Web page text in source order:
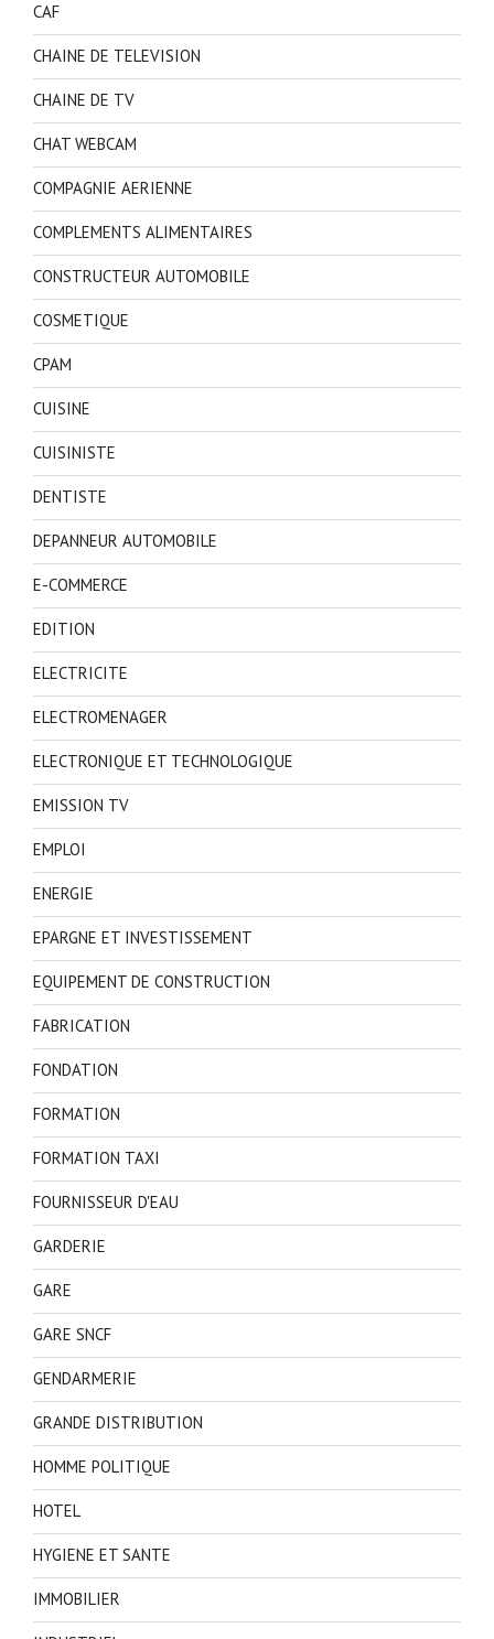
CAF
CHAINE DE TELEVISION
CHAINE DE TV
CHAT WEBCAM
COMPAGNIE AERIENNE
COMPLEMENTS ALIMENTAIRES
CONSTRUCTEUR AUTOMOBILE
COSMETIQUE
CPAM
CUISINE
CUISINISTE
DENTISTE
DEPANNEUR AUTOMOBILE
E-COMMERCE
EDITION
ELECTRICITE
ELECTROMENAGER
ELECTRONIQUE ET TECHNOLOGIQUE
EMISSION TV
EMPLOI
ENERGIE
EPARGNE ET INVESTISSEMENT
EQUIPEMENT DE CONSTRUCTION
FABRICATION
FONDATION
FORMATION
FORMATION TAXI
FOURNISSEUR D'EAU
GARDERIE
GARE
GARE SNCF
GENDARMERIE
GRANDE DISTRIBUTION
HOMME POLITIQUE
HOTEL
HYGIENE ET SANTE
IMMOBILIER